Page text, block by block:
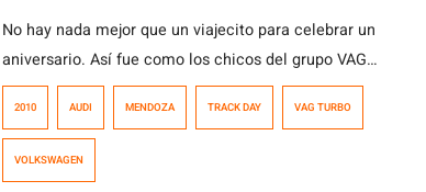
No hay nada mejor que un viajecito para celebrar un
aniversario. Así fue como los chicos del grupo VAG
Turbo decidieron en conmemoración de sus 3 años de
Club Argentina y junto a destacados pilotos del TC2000.
2010 AUDI MENDOZA TRACK DAY VAG TURBO
VOLKSWAGEN